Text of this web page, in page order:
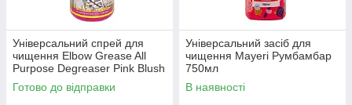
Універсальний спрей для
чищення Elbow Grease All
Purpose Degreaser Pink Blush
1л
Готово до відправки
Універсальний засіб для
чищення Mayeri Румбамбар
750мл
В наявності